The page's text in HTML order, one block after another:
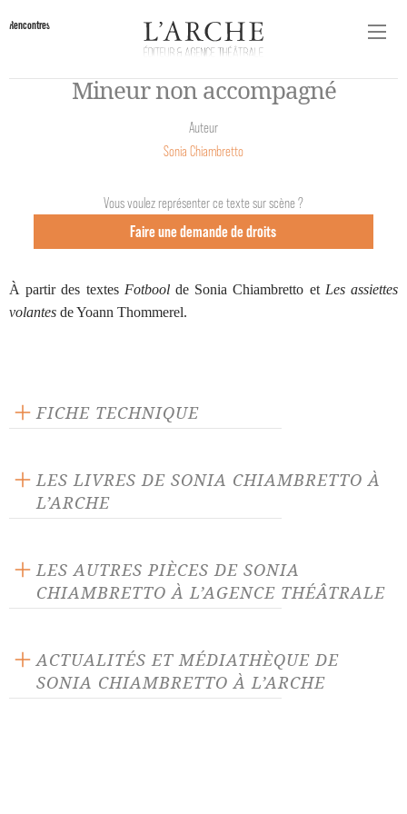
Rencontres
Mineur non accompagné
Auteur
Sonia Chiambretto
Vous voulez représenter ce texte sur scène ?
Faire une demande de droits
À partir des textes Fotboolde Sonia Chiambretto et Les assiettes
volantes de Yoann Thommerel.
FICHE TECHNIQUE
Langue source : français
LES LIVRES DE SONIA CHIAMBRETTO À
L’ARCHE
LES AUTRES PIÈCES DE SONIA
CHIAMBRETTO À L’AGENCE THÉÂTRALE
de 15 ans)
gravité)
Douze soeurs slovaques Etat civil
ACTUALITÉS ET MÉDIATHÈQUE DE
SONIA CHIAMBRETTO À L’ARCHE